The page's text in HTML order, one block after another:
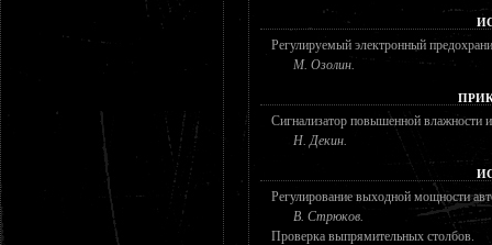
Регулируемый электронный
М. Озолин.
Сигнализатор повышенной влажности
Н. Декин.
Регулирование выходной мощности
В. Стрюков.
Проверка выпрямительных столбов.